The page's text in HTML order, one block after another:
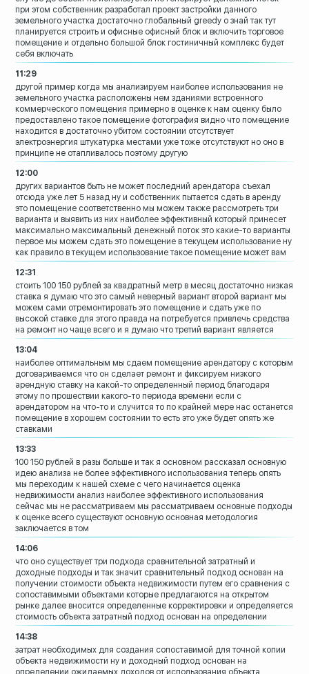
при этом собственник разработал проект застройки данного
земельного участка достаточно глобальный greedy о знай так тут
планируется строить и офисные офисный блок и включить торговое
помещение и отдельно большой блок гостиничный комплекс будет
себя включать
11:29
другой пример когда мы анализируем наиболее использования не
земельного участка расположены нем зданиями встроенного
коммерческого помещения примерно в оценке к нам оценку было
предоставлено такое помещение фотография видно что помещение
находится в достаточно убитом состоянии отсутствует
электроэнергия штукатурка местами уже тоже отсутствуют но оно в
принципе не отапливалось поэтому другую
12:00
других вариантов быть не может последний арендатора съехал
отсюда уже лет 5 назад ну и собственник пытается сдать в аренду
это помещение соответственно мы можем также рассмотреть три
варианта и выявить из них наиболее эффективный который принесет
максимально максимальный денежный поток это какие-то варианты
первое мы можем сдать это помещение в текущем использование ну
как правило в текущем использование такое помещение может вам
12:31
стоить 100 150 рублей за квадратный метр в месяц достаточно низкая
ставка я думаю что это самый неверный вариант второй вариант мы
можем сами отремонтировать это помещение и сдать уже по
высокой ставке для этого правда на потребуется привлечь средства
на ремонт но чаще всего и я думаю что третий вариант является
13:04
наиболее оптимальным мы сдаем помещение арендатору с которым
договариваемся что он сделает ремонт и фиксируем низкого
арендную ставку на какой-то определенный период благодаря
этому по прошествии какого-то периода времени если с
арендатором на что-то и случится то по крайней мере нас останется
помещение в хорошем состоянии то есть это уже будет опять же
ставками
13:33
100 150 рублей в разы больше и так я основном рассказал основную
идею анализа не более эффективного использования теперь опять
мы переходим к нашей схеме с чего начинается оценка
недвижимости анализ наиболее эффективного использования
сейчас мы не рассматриваем мы рассматриваем основные подходы
к оценке всего существуют основную основная методология
заключается в том
14:06
что оно существует три подхода сравнительной затратный и
доходные подходы и так значит сравнительный подход основан на
получении стоимости объекта недвижимости путем его сравнения с
сопоставимыми объектами которые предлагаются на открытом
рынке далее вносится определенные корректировки и определяется
стоимость объекта затратный подход основан на определении
14:38
затрат необходимых для создания сопоставимой для точной копии
объекта недвижимости ну и доходный подход основан на